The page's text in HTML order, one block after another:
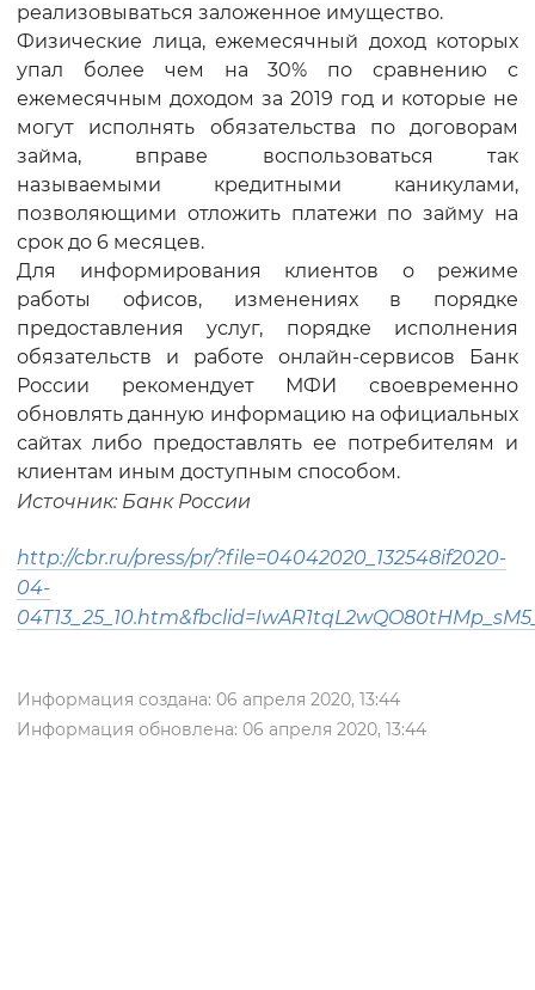
реализовываться заложенное имущество.
Физические лица, ежемесячный доход которых
упал более чем на 30% по сравнению с
ежемесячным доходом за 2019 год и которые не
могут исполнять обязательства по договорам
займа, вправе воспользоваться так
называемыми кредитными каникулами,
позволяющими отложить платежи по займу на
срок до 6 месяцев.
Для информирования клиентов о режиме
работы офисов, изменениях в порядке
предоставления услуг, порядке исполнения
обязательств и работе онлайн-сервисов Банк
России рекомендует МФИ своевременно
обновлять данную информацию на официальных
сайтах либо предоставлять ее потребителям и
клиентам иным доступным способом.
Источник: Банк России
http://cbr.ru/press/pr/?file=04042020_132548if2020-
04-
Информация создана: 06 апреля 2020, 13:44
Информация обновлена: 06 апреля 2020, 13:44